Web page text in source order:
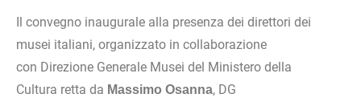
Il convegno inaugurale alla presenza dei direttori dei
musei italiani, organizzato in collaborazione
con Direzione Generale Musei del Ministero della
Cultura retta da Massimo Osanna, DG